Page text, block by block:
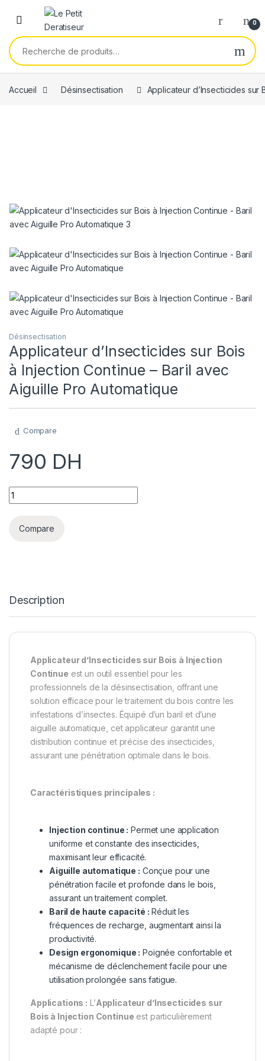
Skip to navigation
Skip to content
0
Recherche pour :
Accueil Désinsectisation Applicateur d’Insecticides sur
Désinsectisation
Applicateur d’Insecticides sur Bois
à Injection Continue – Baril avec
Aiguille Pro Automatique
Compare
790 DH
Applicateur d'Insecticides sur Bois à Injection Continue -
Compare
Description
Applicateur d’Insecticides sur Bois à Injection
Continue est un outil essentiel pour les
professionnels de la désinsectisation, offrant une
solution efficace pour le traitement du bois contre les
infestations d’insectes. Équipé d’un baril et d’une
aiguille automatique, cet applicateur garantit une
distribution continue et précise des insecticides,
assurant une pénétration optimale dans le bois.
Caractéristiques principales :
Injection continue : Permet une application
uniforme et constante des insecticides,
maximisant leur efficacité.
Aiguille automatique : Conçue pour une
pénétration facile et profonde dans le bois,
assurant un traitement complet.
Baril de haute capacité : Réduit les
fréquences de recharge, augmentant ainsi la
productivité.
Design ergonomique : Poignée confortable et
mécanisme de déclenchement facile pour une
utilisation prolongée sans fatigue.
Applications : L’Applicateur d’Insecticides sur
Bois à Injection Continue est particulièrement
adapté pour :